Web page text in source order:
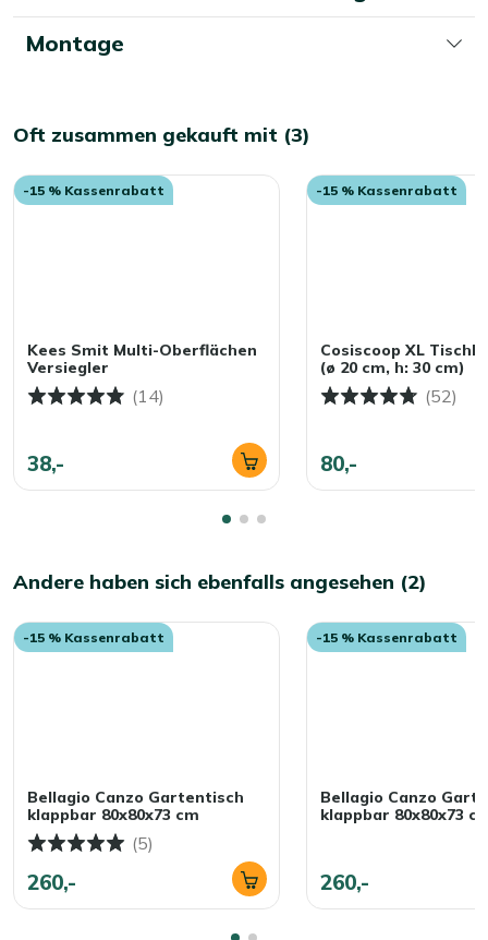
Montage
Oft zusammen gekauft mit (3)
-15 % Kassenrabatt
Kees Smit Multi-Oberflächen
Versiegler
(14)
38,-
-15 % Kassenrabatt
Cosiscoop XL
(ø 20 cm, h: 30 cm)
(52)
80,-
Andere haben sich ebenfalls angesehen (2)
-15 % Kassenrabatt
Bellagio Canzo Gartentisch
klappbar 80x80x73 cm
(5)
260,-
-15 % Kassenrabatt
Bellagio Canzo
klappbar 80x80x73
260,-